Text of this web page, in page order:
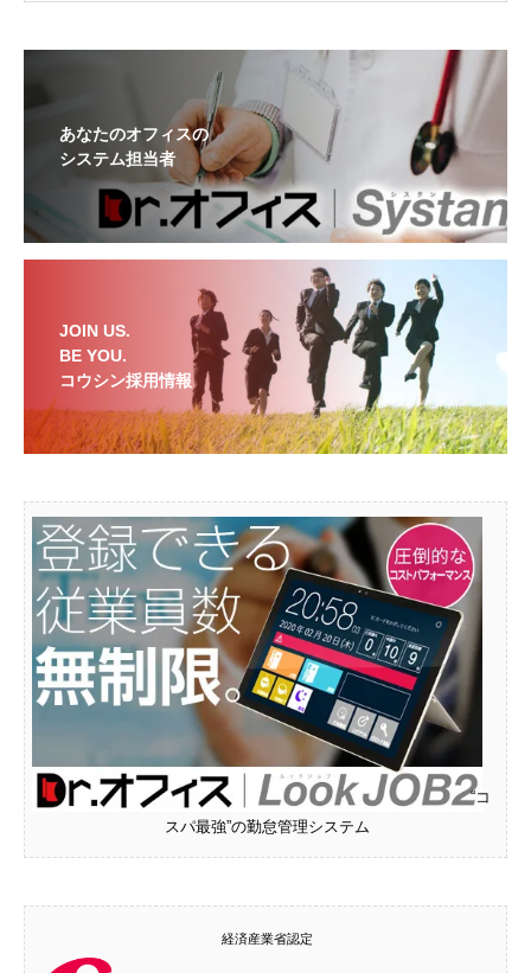
あなたのオフィスの
システム担当者
JOIN US.
BE YOU.
コウシン採用情報
“コ
スパ最強”の勤怠管理システム
経済産業省認定